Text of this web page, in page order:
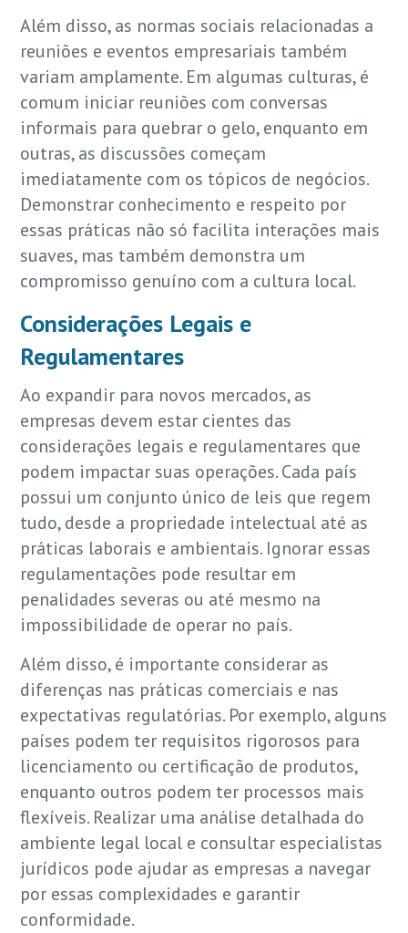
Além disso, as normas sociais relacionadas a
reuniões e eventos empresariais também
variam amplamente. Em algumas culturas, é
comum iniciar reuniões com conversas
informais para quebrar o gelo, enquanto em
outras, as discussões começam
imediatamente com os tópicos de negócios.
Demonstrar conhecimento e respeito por
essas práticas não só facilita interações mais
suaves, mas também demonstra um
compromisso genuíno com a cultura local.
Considerações Legais e
Regulamentares
Ao expandir para novos mercados, as
empresas devem estar cientes das
considerações legais e regulamentares que
podem impactar suas operações. Cada país
possui um conjunto único de leis que regem
tudo, desde a propriedade intelectual até as
práticas laborais e ambientais. Ignorar essas
regulamentações pode resultar em
penalidades severas ou até mesmo na
impossibilidade de operar no país.
Além disso, é importante considerar as
diferenças nas práticas comerciais e nas
expectativas regulatórias. Por exemplo, alguns
países podem ter requisitos rigorosos para
licenciamento ou certificação de produtos,
enquanto outros podem ter processos mais
flexíveis. Realizar uma análise detalhada do
ambiente legal local e consultar especialistas
jurídicos pode ajudar as empresas a navegar
por essas complexidades e garantir
conformidade.